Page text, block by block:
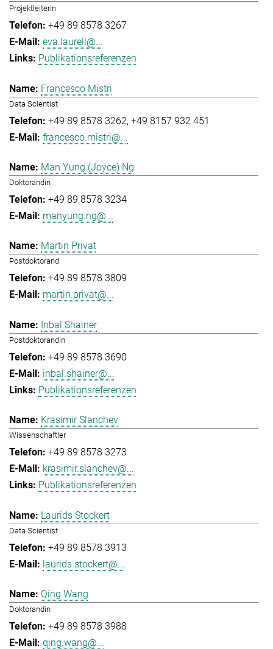
Projektleiterin
+49 89 8578 3267
eva.laurell@...
Publikationsreferenzen
Francesco Mistri
Data Scientist
+49 89 8578 3262 +49 8157 932 451
francesco.mistri@...
Man Yung (Joyce) Ng
Doktorandin
+49 89 8578 3234
manyung.ng@...
Martin Privat
Postdoktorand
+49 89 8578 3809
martin.privat@...
Inbal Shainer
Postdoktorandin
+49 89 8578 3690
inbal.shainer@...
Publikationsreferenzen
Krasimir Slanchev
Wissenschaftler
+49 89 8578 3273
krasimir.slanchev@...
Publikationsreferenzen
Laurids Stockert
Data Scientist
+49 89 8578 3913
laurids.stockert@...
Qing Wang
Doktorandin
+49 89 8578 3988
qing.wang@...